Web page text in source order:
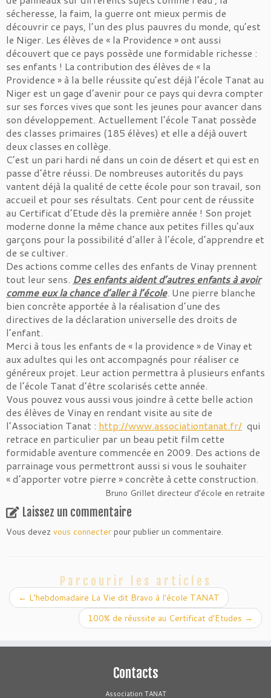
sécheresse, la faim, la guerre ont mieux permis de
découvrir ce pays, l’un des plus pauvres du monde, qu’est
le Niger. Les élèves de « la Providence » ont aussi
découvert que ce pays possède une formidable richesse :
ses enfants ! La contribution des élèves de « la
Providence » à la belle réussite qu’est déjà l’école Tanat au
Niger est un gage d’avenir pour ce pays qui devra compter
sur ses forces vives que sont les jeunes pour avancer dans
son développement. Actuellement l’école Tanat possède
des classes primaires (185 élèves) et elle a déjà ouvert
deux classes en collège.
C’est un pari hardi né dans un coin de désert et qui est en
passe d’être réussi. De nombreuses autorités du pays
vantent déjà la qualité de cette école pour son travail, son
accueil et pour ses résultats. Cent pour cent de réussite
au Certificat d’Etude dès la première année ! Son projet
moderne donne la même chance aux petites filles qu’aux
garçons pour la possibilité d’aller à l’école, d’apprendre et
de se cultiver.
Des actions comme celles des enfants de Vinay prennent
tout leur sens. Des enfants aident d’autres enfants à avoir
comme eux la chance d’aller à l’école. Une pierre blanche
bien concrète apportée à la réalisation d’une des
directives de la déclaration universelle des droits de
l’enfant.
Merci à tous les enfants de « la providence » de Vinay et
aux adultes qui les ont accompagnés pour réaliser ce
généreux projet. Leur action permettra à plusieurs enfants
de l’école Tanat d’être scolarisés cette année.
Vous pouvez vous aussi vous joindre à cette belle action
des élèves de Vinay en rendant visite au site de
l’Association Tanat : http://www.associationtanat.fr/ qui
retrace en particulier par un beau petit film cette
formidable aventure commencée en 2009. Des actions de
parrainage vous permettront aussi si vous le souhaiter
« d’apporter votre pierre » concrète à cette construction.
Bruno Grillet directeur d’école en retraite
Laissez un commentaire
Vous devez vous connecter pour publier un commentaire.
Parcourir les articles
← L’hebdomadaire La Vie dit Bravo à l’école TANAT
100% de réussite au Certificat d’Etudes →
Contacts
Association TANAT